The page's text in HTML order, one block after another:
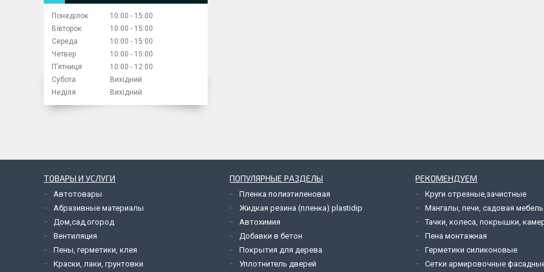
Понеділок 10:00
15:00
Вівторок
10:00
15:00
Середа
10:00
15:00
Четвер
10:00
15:00
Пʼятниця
10:00
12:00
Субота
Вихідний
Неділя
Вихідний
ТОВАРЫ И УСЛУГИ
Автотовары
Абразивные материалы
Дом,сад,огород
Вентиляция
Пены, герметики, клея
Краски, лаки, грунтовки
ПОПУЛЯРНЫЕ РАЗДЕЛЫ
Пленка полиэтиленовая
Жидкая резина (пленка) plastidip
Автохимия
Добавки в бетон
Покрытия для дерева
Уплотнитель дверей
РЕКОМЕНДУЕМ
Круги отрезные,зачистные
Мангалы, печи, садовая мебель
Тачки, колеса, покрышки,
Пена монтажная
Герметики силиконовые
Сетки армировочные